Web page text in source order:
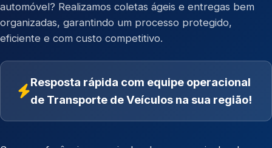
automóvel? Realizamos coletas ágeis e entregas bem
organizadas, garantindo um processo protegido,
eficiente e com custo competitivo.
Resposta rápida com equipe operacional
de Transporte de Veículos na sua região!